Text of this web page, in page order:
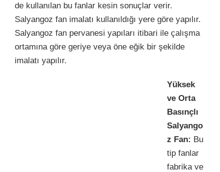
de kullanılan bu fanlar kesin sonuçlar verir.
Salyangoz fan imalatı kullanıldığı yere göre yapılır.
Salyangoz fan pervanesi yapıları itibari ile çalışma
ortamına göre geriye veya öne eğik bir şekilde
imalatı yapılır.
Yüksek
ve Orta
Basınçlı
Salyango
z Fan: Bu
tip fanlar
fabrika ve